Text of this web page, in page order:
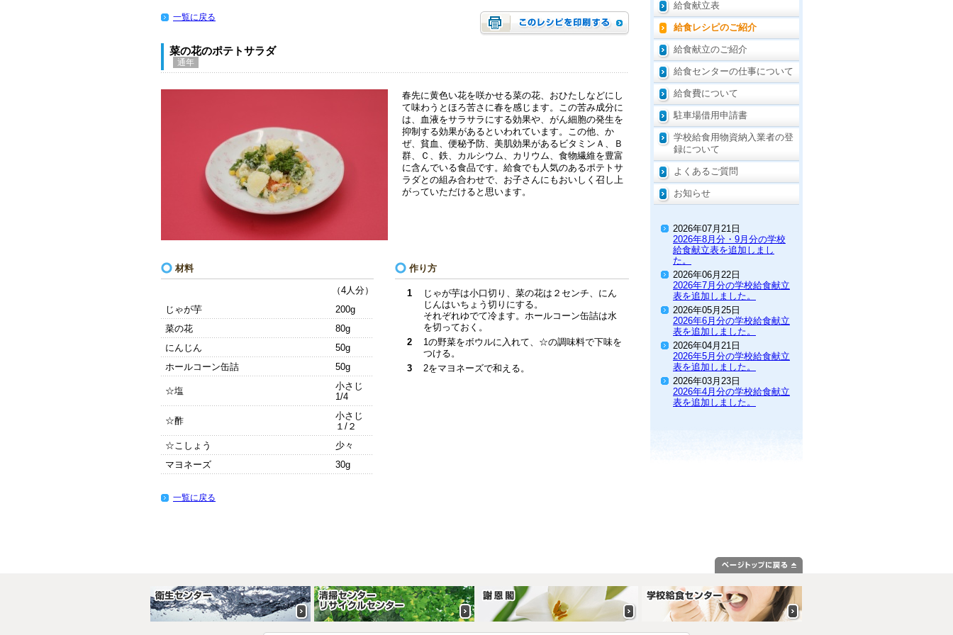
一覧に戻る
菜の花のポテトサラダ
通年
春先に黄色い花を咲かせる菜の花、おひたしなどにし
て味わうとほろ苦さに春を感じます。この苦み成分に
は、血液をサラサラにする効果や、がん細胞の発生を
抑制する効果があるといわれています。この他、か
ぜ、貧血、便秘予防、美肌効果があるビタミンＡ、Ｂ
群、Ｃ、鉄、カルシウム、カリウム、食物繊維を豊富
に含んでいる食品です。給食でも人気のあるポテトサ
ラダとの組み合わせで、お子さんにもおいしく召し上
がっていただけると思います。
材料
（4人分）
じゃが芋
200g
菜の花
80g
にんじん
50g
ホールコーン缶詰
50g
☆塩
小さじ
1/4
☆酢
小さじ
１/２
☆こしょう
少々
マヨネーズ
30g
作り方
1
じゃが芋は小口切り、菜の花は２センチ、にん
じんはいちょう切りにする。
それぞれゆでて冷ます。ホールコーン缶詰は水
を切っておく。
2
1の野菜をボウルに入れて、☆の調味料で下味を
つける。
3
2をマヨネーズで和える。
一覧に戻る
給食献立表
給食レシピのご紹介
給食献立のご紹介
給食センターの仕事について
給食費について
駐車場借用申請書
学校給食用物資納入業者の登
録について
よくあるご質問
お知らせ
2026年07月21日
2026年8月分・9月分の学校
給食献立表を追加しまし
た。
2026年06月22日
2026年7月分の学校給食献立
表を追加しました。
2026年05月25日
2026年6月分の学校給食献立
表を追加しました。
2026年04月21日
2026年5月分の学校給食献立
表を追加しました。
2026年03月23日
2026年4月分の学校給食献立
表を追加しました。